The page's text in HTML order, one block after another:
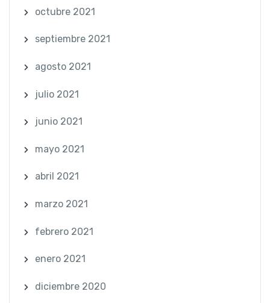
octubre 2021
septiembre 2021
agosto 2021
julio 2021
junio 2021
mayo 2021
abril 2021
marzo 2021
febrero 2021
enero 2021
diciembre 2020